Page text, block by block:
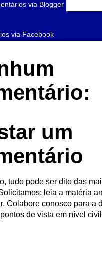
via Blogger
via Facebook
um
tudo pode ser dito das
leia a matéria
Colabore conosco para a
de vista em nível